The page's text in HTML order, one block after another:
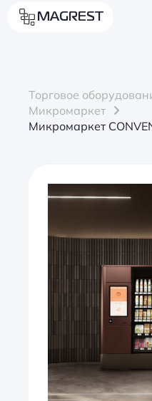
MAGREST
Торговое
Микромаркет
Микромаркет